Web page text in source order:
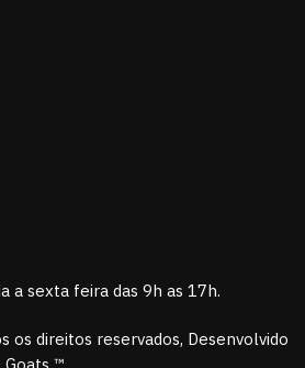
a sexta feira das 9h as 17h.
os direitos reservados, Desenvolvido